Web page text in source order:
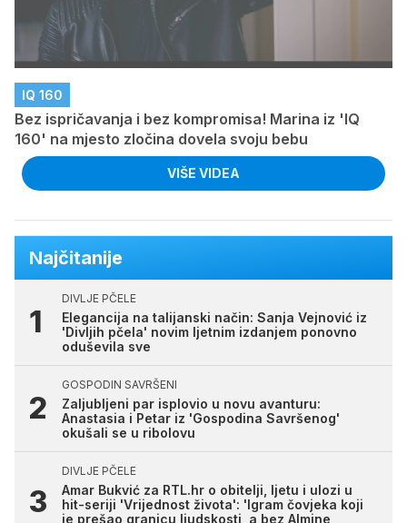
IQ 160
Bez ispričavanja i bez kompromisa! Marina iz 'IQ
160' na mjesto zločina dovela svoju bebu
VIŠE VIDEA
Najčitanije
DIVLJE PČELE
Elegancija na talijanski način: Sanja Vejnović iz
'Divljih pčela' novim ljetnim izdanjem ponovno
oduševila sve
GOSPODIN SAVRŠENI
Zaljubljeni par isplovio u novu avanturu:
Anastasia i Petar iz 'Gospodina Savršenog'
okušali se u ribolovu
DIVLJE PČELE
Amar Bukvić za RTL.hr o obitelji, ljetu i ulozi u
hit-seriji 'Vrijednost života': 'Igram čovjeka koji
je prešao granicu ljudskosti, a bez Almine